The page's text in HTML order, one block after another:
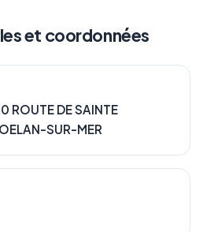
et coordonnées
ROUTE DE SAINTE
SUR-MER